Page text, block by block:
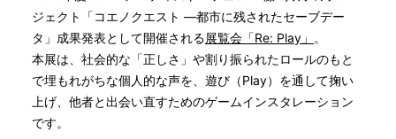
ジェクト「コエノクエスト —都市に残されたセーブデー
タ」成果発表として開催される展覧会「Re: Play」 。
本展は、社会的な「正しさ」や割り振られたロールのもと
で埋もれがちな個人的な声を、遊び（Play）を通して掬い
上げ、他者と出会い直すためのゲームインスタレーション
です。